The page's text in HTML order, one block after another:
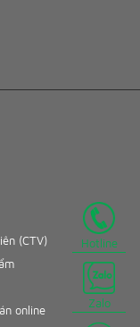
Hotline
Zalo
(CTV)
online